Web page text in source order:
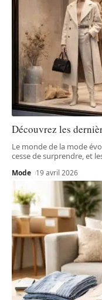
Découvrez les
Le monde de la mode
cesse de surprendre, et
Mode 19 avril 2026